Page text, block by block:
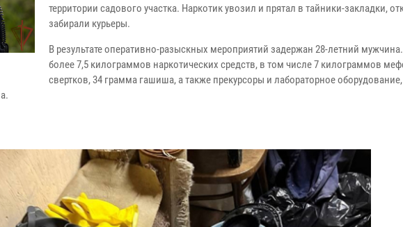
территории садового участка. Наркотик увозил и прятал в тайники-закладки,
забирали курьеры.
В результате оперативно-разыскных мероприятий задержан 28-летний
более 7,5 килограммов наркотических средств, в том числе 7 килограммов
свертков, 34 грамма гашиша, а также прекурсоры и лабораторное